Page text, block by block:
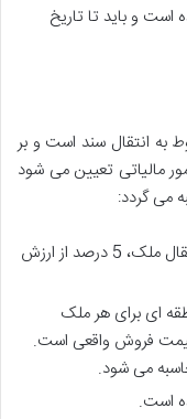
است و باید تا تاریخ
به انتقال سند است و بر
مالیاتی تعیین می شود
می گردد:
بر اساس قانون، مالیات نقل و انتقال ملک، 5 درصد از ارزش
ای برای هر ملک
قیمت فروش واقعی است.
می شود.
است.